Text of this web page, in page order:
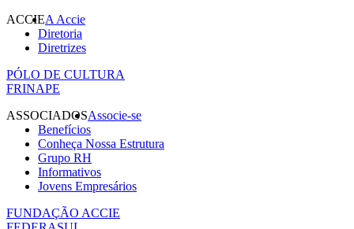
ACCIEA Accie
Diretoria
Diretrizes
PÓLO DE CULTURA
FRINAPE
ASSOCIADOSAssocie-se
Benefícios
Conheça Nossa Estrutura
Grupo RH
Informativos
Jovens Empresários
FUNDAÇÃO ACCIE